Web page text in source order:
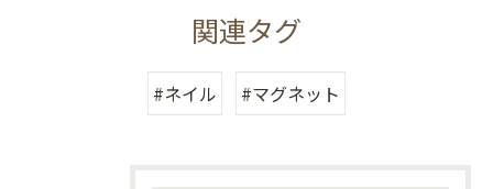
関連タグ
#ネイル #マグネット